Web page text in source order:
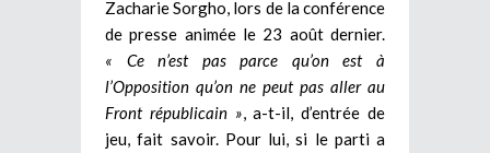
Zacharie Sorgho, lors de la conférence
de presse animée le 23 août dernier.
« Ce n’est pas parce qu’on est à
l’Opposition qu’on ne peut pas aller au
Front républicain » , a-t-il, d’entrée de
jeu, fait savoir. Pour lui, si le parti a